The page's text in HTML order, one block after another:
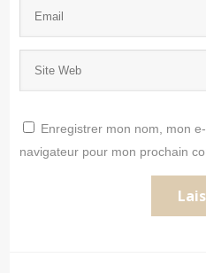
Enregistrer mon nom, mon
navigateur pour mon prochain